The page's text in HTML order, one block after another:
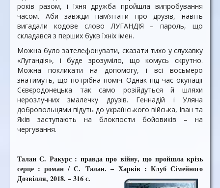
років разом, і їхня дружба пройшла випробування
часом. Аби завжди пам’ятати про друзів, навіть
вигадали кодове слово ЛУГАНДІЯ – пароль, що
складався з перших букв їхніх імен.
Можна було зателефонувати, сказати тихо у слухавку
«Лугандія», і буде зрозуміло, що комусь скрутно.
Можна покликати на допомогу, і всі восьмеро
знатимуть, що потрібна поміч. Однак під час окупації
Сєвєродонецька так само розійдуться й шляхи
нерозлучних змалечку друзів. Геннадій і Уляна
добровольцями підуть до українського війська, Іван та
Яків заступають на блокпости бойовиків – на
чергування.
Талан С. Ракурс : правда про війну, що пройшла крізь
серце : роман / С. Талан. – Харків : Клуб Сімейного
Дозвілля, 2018. – 316 с.